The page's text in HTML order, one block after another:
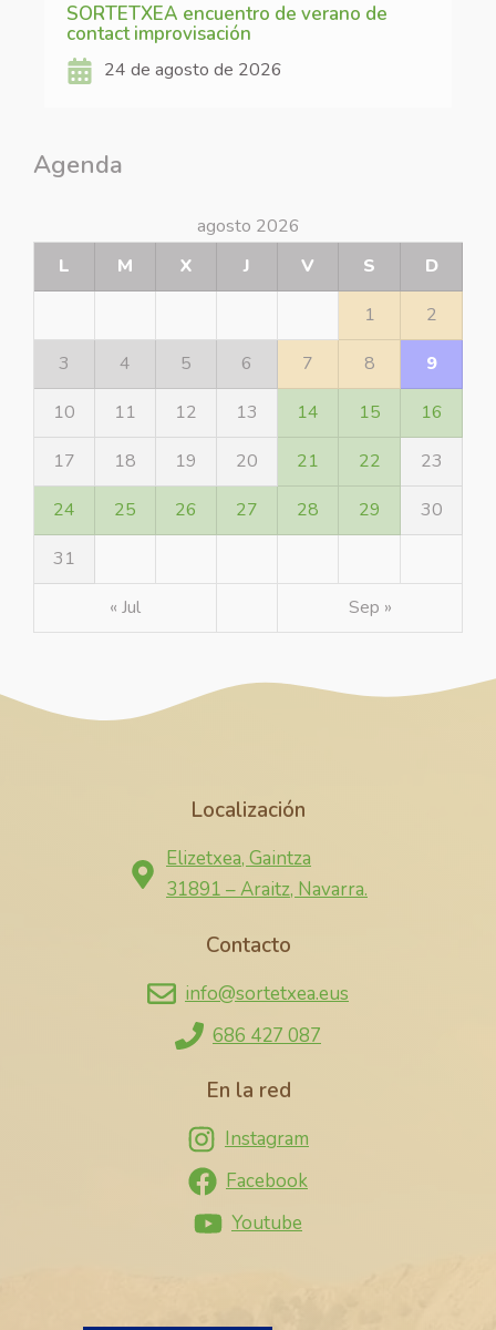
SORTETXEA encuentro de verano de
contact improvisación
24 de agosto de 2026
Agenda
agosto 2026
L
M X J V S
D
1
2
3
4 5 6 7 8
9
10
11 12 13 14 15
16
17
18 19 20 21 22
23
24
25 26 27 28 29
30
31
« Jul
Sep »
Localización
Elizetxea, Gaintza
31891 – Araitz, Navarra.
Contacto
info@sortetxea.eus
686 427 087
En la red
Instagram
Facebook
Youtube